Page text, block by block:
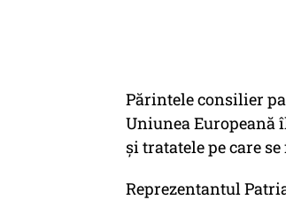
Părintele consilier
Uniunea Europeană
şi tratatele pe care
Reprezentantul